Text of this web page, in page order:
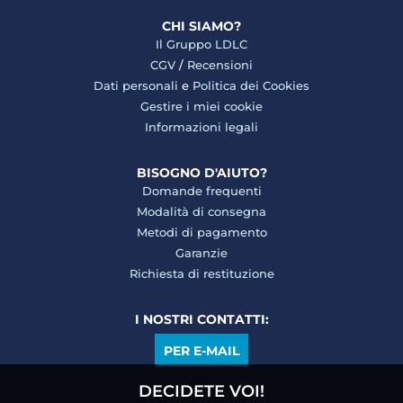
CHI SIAMO?
Il Gruppo LDLC
CGV / Recensioni
Dati personali e Politica dei Cookies
Gestire i miei cookie
Informazioni legali
BISOGNO D'AIUTO?
Domande frequenti
Modalità di consegna
Metodi di pagamento
Garanzie
Richiesta di restituzione
I NOSTRI CONTATTI:
PER E-MAIL
DECIDETE VOI!